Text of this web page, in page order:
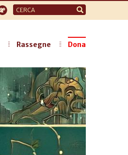
Form
di
Rassegne Dona